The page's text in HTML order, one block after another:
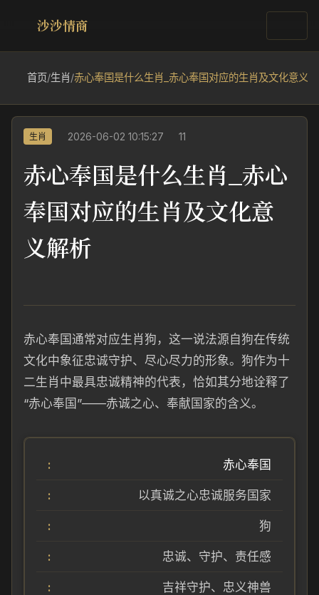
沙沙情商
首页/生肖/赤心奉国是什么生肖_赤心奉国对应的生肖及文化意义
生肖 2026-06-02 10:15:27 11
赤心奉国是什么生肖_赤心
奉国对应的生肖及文化意
义解析
赤心奉国通常对应生肖狗，这一说法源自狗在传统
文化中象征忠诚守护、尽心尽力的形象。狗作为十
二生肖中最具忠诚精神的代表，恰如其分地诠释了
“赤心奉国”——赤诚之心、奉献国家的含义。
赤心奉国
以真诚之心忠诚服务国家
狗
忠诚、守护、责任感
吉祥守护、忠义神兽